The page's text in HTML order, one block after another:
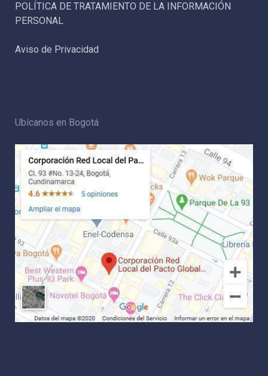
POLÍTICA DE TRATAMIENTO DE LA INFORMACIÓN
PERSONAL
Aviso de Privacidad
Ubícanos en Bogotá